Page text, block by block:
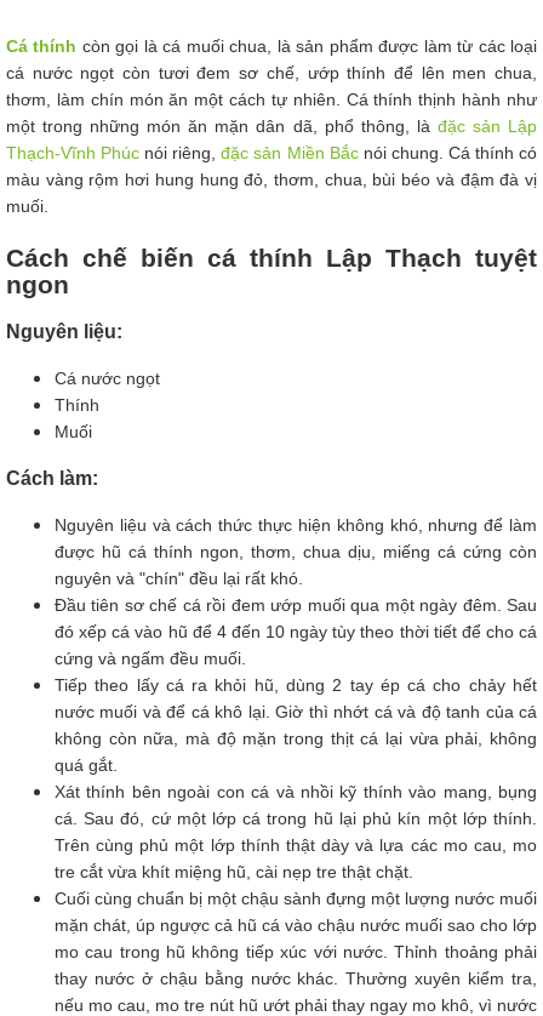
Cá thính còn gọi là cá muối chua, là sản phẩm được làm từ các loại
cá nước ngọt còn tươi đem sơ chế, ướp thính để lên men chua,
thơm, làm chín món ăn một cách tự nhiên. Cá thính thịnh hành như
một trong những món ăn mặn dân dã, phổ thông, là đặc sản Lập
Thạch-Vĩnh Phúc nói riêng,đặc sản Miền Bắcnói chung. Cá thính có
màu vàng rộm hơi hung hung đỏ, thơm, chua, bùi béo và đậm đà vị
muối.
Cách chế biến cá thính Lập Thạch tuyệt
ngon
Nguyên liệu:
Cá nước ngọt
Thính
Muối
Cách làm:
Nguyên liệu và cách thức thực hiện không khó, nhưng để làm
được hũ cá thính ngon, thơm, chua dịu, miếng cá cứng còn
nguyên và "chín" đều lại rất khó.
Đầu tiên sơ chế cá rồi đem ướp muối qua một ngày đêm. Sau
đó xếp cá vào hũ để 4 đến 10 ngày tùy theo thời tiết để cho cá
cứng và ngấm đều muối.
Tiếp theo lấy cá ra khỏi hũ, dùng 2 tay ép cá cho chảy hết
nước muối và để cá khô lại. Giờ thì nhớt cá và độ tanh của cá
không còn nữa, mà độ mặn trong thịt cá lại vừa phải, không
quá gắt.
Xát thính bên ngoài con cá và nhồi kỹ thính vào mang, bụng
cá. Sau đó, cứ một lớp cá trong hũ lại phủ kín một lớp thính.
Trên cùng phủ một lớp thính thật dày và lựa các mo cau, mo
tre cắt vừa khít miệng hũ, cài nẹp tre thật chặt.
Cuối cùng chuẩn bị một chậu sành đựng một lượng nước muối
mặn chát, úp ngược cả hũ cá vào chậu nước muối sao cho lớp
mo cau trong hũ không tiếp xúc với nước. Thỉnh thoảng phải
thay nước ở chậu bằng nước khác. Thường xuyên kiểm tra,
nếu mo cau, mo tre nút hũ ướt phải thay ngay mo khô, vì nước